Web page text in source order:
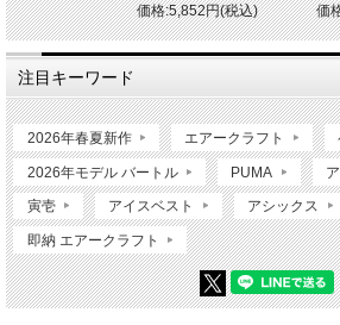
価格:5,852円(税込) 価
注目キーワード
2026年春夏新作 エアークラフト
2026年モデル バートル PUMA
寅壱 アイスベスト アシックス
即納 エアークラフト